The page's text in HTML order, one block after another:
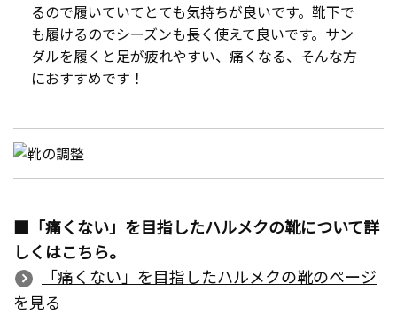
るので履いていてとても気持ちが良いです。靴下で
も履けるのでシーズンも長く使えて良いです。サン
ダルを履くと足が疲れやすい、痛くなる、そんな方
におすすめです！
■「痛くない」を目指したハルメクの靴について詳
しくはこちら。
「痛くない」を目指したハルメクの靴のページ
を見る